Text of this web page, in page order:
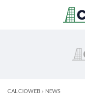
CALCIOWEB» NEWS